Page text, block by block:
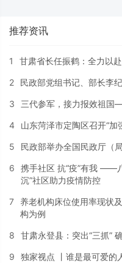
推荐资讯
1 甘肃省长任振鹤：全力以
2 民政部党组书记、部长李
3 三代参军，接力报效祖国
4 山东菏泽市定陶区召开“
5 民政部举办全国民政厅（
6
携手社区 抗“疫”有我 ——
沉”社区助力疫情防控
7
养老机构床位使用率现状
构为例
8 甘肃永登县：突出“三抓”
9
独家视点 丨谁是最可爱